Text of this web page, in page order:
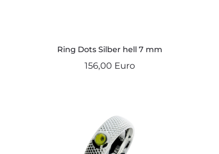
Ring Dots Silber hell 7 mm
156,00 Euro